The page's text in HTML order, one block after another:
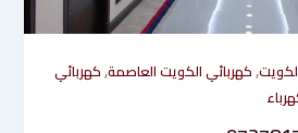
,كهربائي الكويت العاصمة,كهربائي